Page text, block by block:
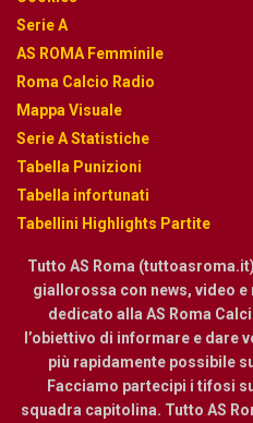
Serie A
AS ROMA Femminile
Roma Calcio Radio
Mappa Visuale
Serie A Statistiche
Tabella Punizioni
Tabella infortunati
Tabellini Highlights Partite
Tutto AS Roma
giallorossa con news, video
dedicato alla AS Roma
l’obiettivo di informare e dare
più rapidamente possibile
Facciamo partecipi i tifosi
squadra capitolina. Tutto AS